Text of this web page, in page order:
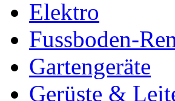
Elektro
Fussboden-
Gartengeräte
Gerüste &